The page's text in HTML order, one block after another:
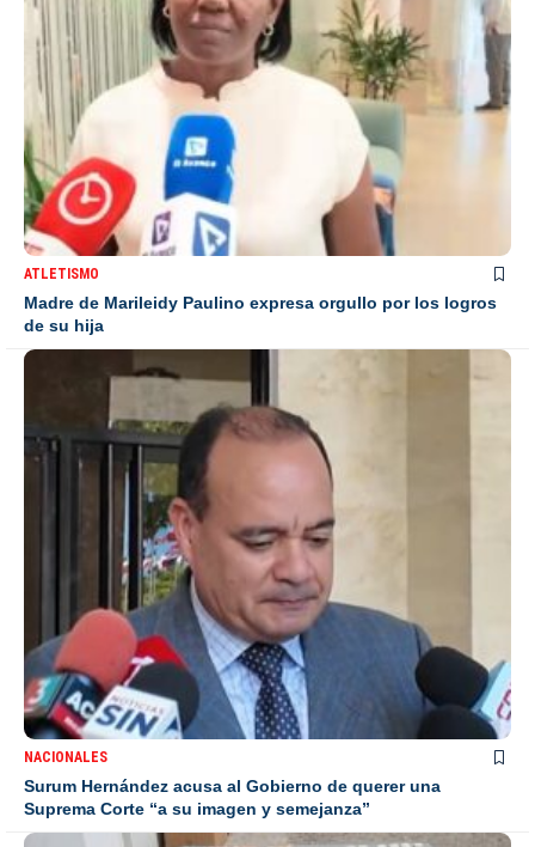
ATLETISMO
Madre de Marileidy Paulino expresa orgullo por los logros
de su hija
NACIONALES
Surum Hernández acusa al Gobierno de querer una
Suprema Corte “a su imagen y semejanza”